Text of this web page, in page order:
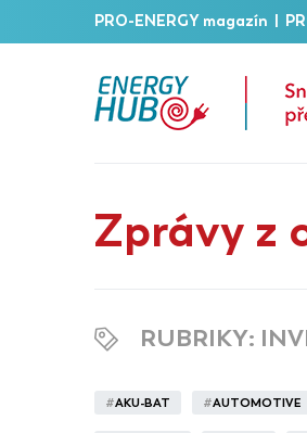
PRO-ENERGY magazín
Zprávy z
RUBRIKY:
#AKU-BAT #AUTOMOTIVE